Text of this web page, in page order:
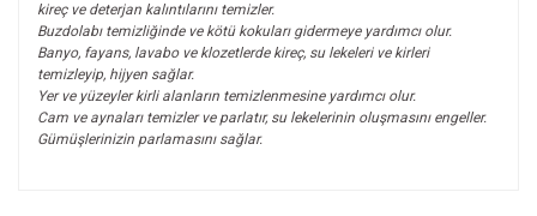
kireç ve deterjan kalıntılarını temizler.
Buzdolabı temizliğinde ve kötü kokuları gidermeye yardımcı olur.
Banyo, fayans, lavabo ve klozetlerde kireç, su lekeleri ve kirleri
temizleyip, hijyen sağlar.
Yer ve yüzeyler kirli alanların temizlenmesine yardımcı olur.
Cam ve aynaları temizler ve parlatır, su lekelerinin oluşmasını engeller.
Gümüşlerinizin parlamasını sağlar.